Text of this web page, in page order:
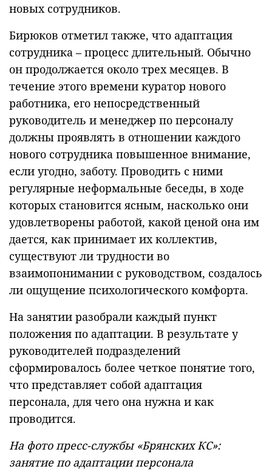
новых сотрудников.
Бирюков отметил также, что адаптация
сотрудника – процесс длительный. Обычно
он продолжается около трех месяцев. В
течение этого времени куратор нового
работника, его непосредственный
руководитель и менеджер по персоналу
должны проявлять в отношении каждого
нового сотрудника повышенное внимание,
если угодно, заботу. Проводить с ними
регулярные неформальные беседы, в ходе
которых становится ясным, насколько они
удовлетворены работой, какой ценой она им
дается, как принимает их коллектив,
существуют ли трудности во
взаимопонимании с руководством, создалось
ли ощущение психологического комфорта.
На занятии разобрали каждый пункт
положения по адаптации. В результате у
руководителей подразделений
сформировалось более четкое понятие того,
что представляет собой адаптация
персонала, для чего она нужна и как
проводится.
На фото пресс-службы «Брянских КС»:
занятие по адаптации персонала